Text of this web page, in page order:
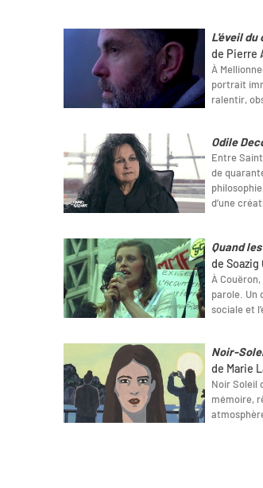
L'éveil du
de Pierre
À
portrait
ralentir,
Odile
Entre
de
d’une
Quand
de Soazig
À
parole. Un
sociale et
Noir-
de Marie
Noir Soleil
mémoire,